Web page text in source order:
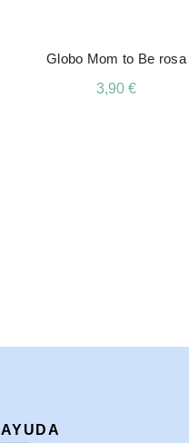
Globo Mom to Be rosa
3,90 €
AYUDA